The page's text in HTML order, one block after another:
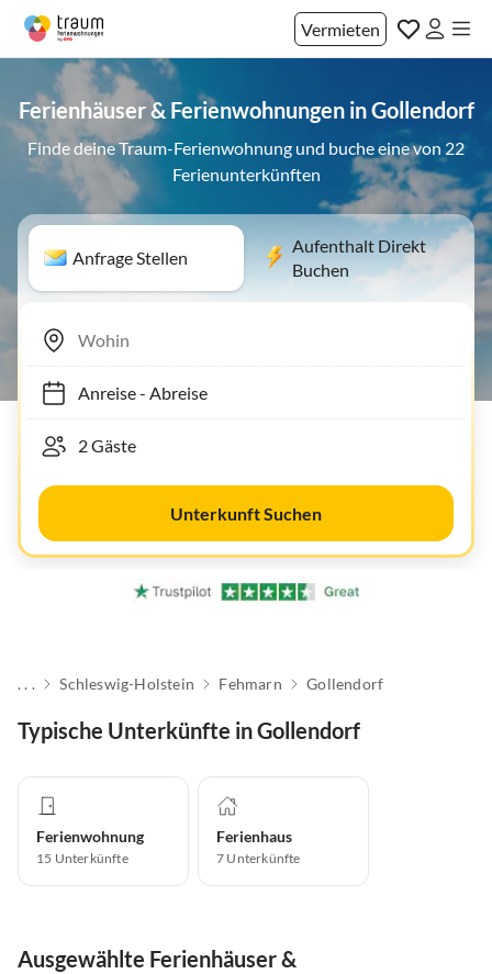
Vermieten
Ferienhäuser & Ferienwohnungen in Gollendorf
Finde deine Traum-Ferienwohnung und buche eine von 22
Ferienunterkünften
Anfrage Stellen
Aufenthalt Direkt
Buchen
Anreise- Abreise
Unterkunft Suchen
. . . Schleswig-Holstein Fehmarn Gollendorf
Typische Unterkünfte in Gollendorf
Ferienwohnung
15 Unterkünfte
Ferienhaus
7 Unterkünfte
Ausgewählte Ferienhäuser &